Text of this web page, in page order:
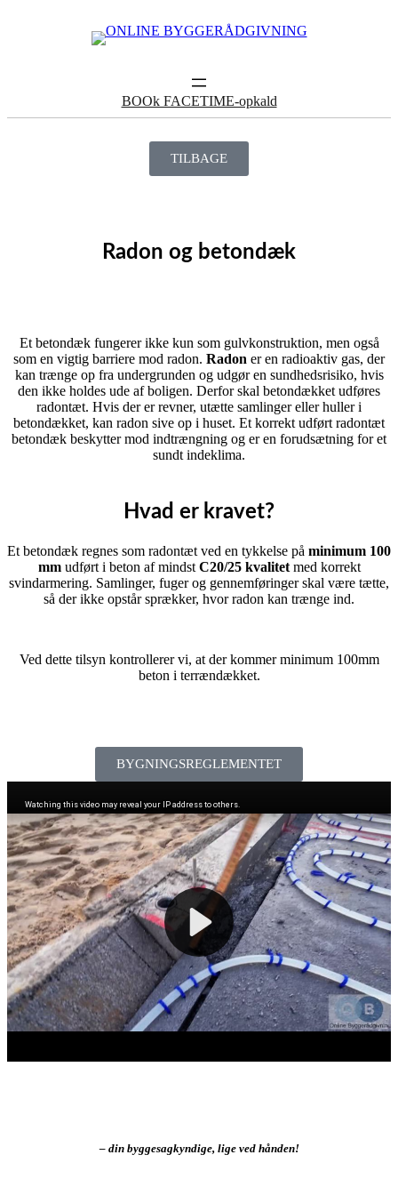
BOOk FACETIME-opkald
TILBAGE
Radon og betondæk
Et betondæk fungerer ikke kun som gulvkonstruktion, men også
som en vigtig barriere mod radon. Radon er en radioaktiv gas, der
kan trænge op fra undergrunden og udgør en sundhedsrisiko, hvis
den ikke holdes ude af boligen. Derfor skal betondækket udføres
radontæt. Hvis der er revner, utætte samlinger eller huller i
betondækket, kan radon sive op i huset. Et korrekt udført radontæt
betondæk beskytter mod indtrængning og er en forudsætning for et
sundt indeklima.
Hvad er kravet?
Et betondæk regnes som radontæt ved en tykkelse på minimum 100
mmudført i beton af mindst C20/25 kvalitetmed korrekt
svindarmering. Samlinger, fuger og gennemføringer skal være tætte,
så der ikke opstår sprækker, hvor radon kan trænge ind.
Ved dette tilsyn kontrollerer vi, at der kommer minimum 100mm
beton i terrændækket.
BYGNINGSREGLEMENTET
– din byggesagkyndige, lige ved hånden!